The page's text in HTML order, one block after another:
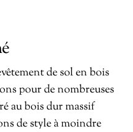
de sol en bois
pour de nombreuses
au bois dur massif
de style à moindre